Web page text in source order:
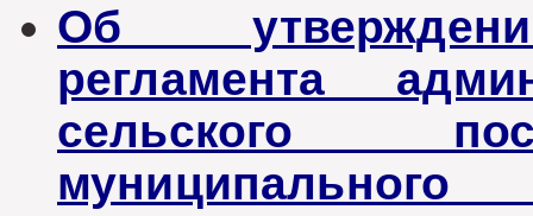
Об
регламента
сельского
муниципального